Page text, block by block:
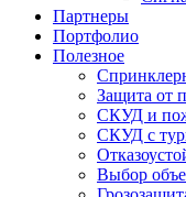
Партнеры
Портфолио
Полезное
Защита от
СКУД и
СКУД с
Выбор